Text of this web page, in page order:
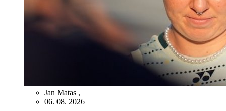
Jan Matas ,
06. 08. 2026